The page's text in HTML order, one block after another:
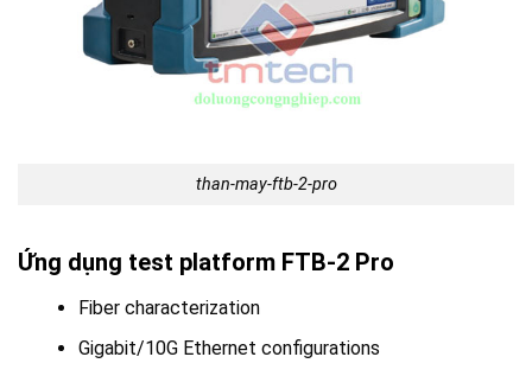
than-may-ftb-2-pro
Ứng dụng test platform FTB-2 Pro
Fiber characterization
Gigabit/10G Ethernet configurations